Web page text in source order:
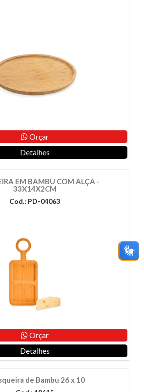
Orçar
Detalhes
EM BAMBU COM ALÇA -
33X14X2CM
Cod.: PD-04063
Orçar
Detalhes
de Bambu 26 x 10